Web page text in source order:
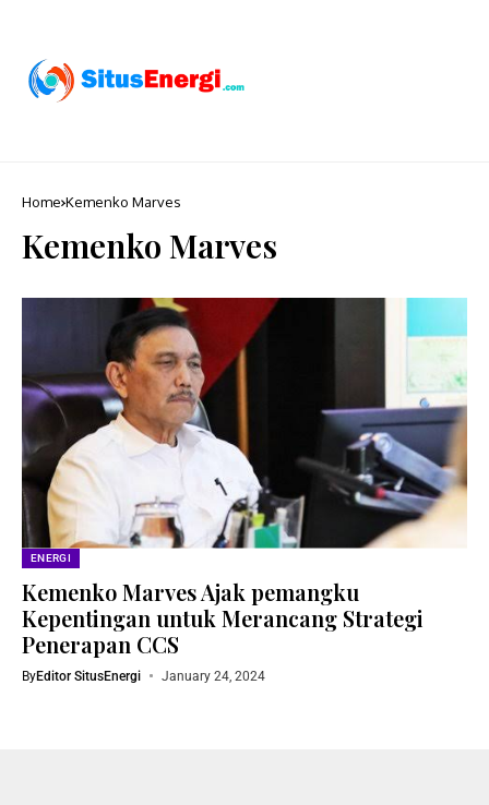
Home Kemenko Marves
Kemenko Marves
ENERGI
Kemenko Marves Ajak pemangku
Kepentingan untuk Merancang Strategi
Penerapan CCS
ByEditor SitusEnergi January 24, 2024